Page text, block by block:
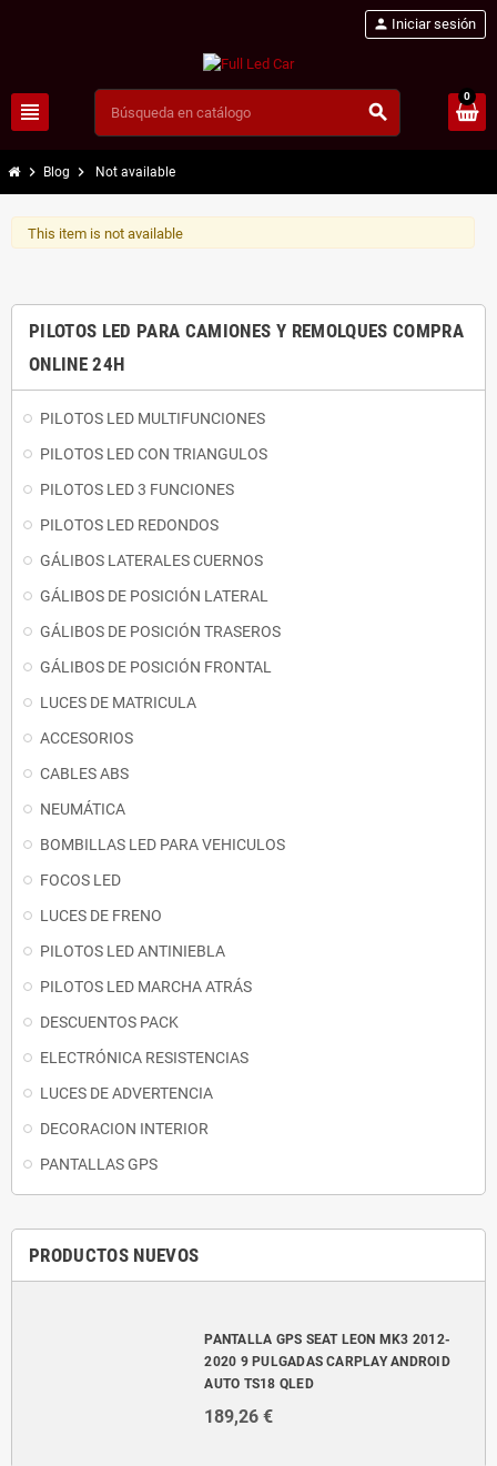
view_headline search
person Iniciar sesión
0
chevron_right Blog chevron_right Not available
PILOTOS LED PARA CAMIONES Y REMOLQUES COMPRA
ONLINE 24H
PILOTOS LED MULTIFUNCIONES
PILOTOS LED CON TRIANGULOS
PILOTOS LED 3 FUNCIONES
PILOTOS LED REDONDOS
GÁLIBOS LATERALES CUERNOS
GÁLIBOS DE POSICIÓN LATERAL
GÁLIBOS DE POSICIÓN TRASEROS
GÁLIBOS DE POSICIÓN FRONTAL
LUCES DE MATRICULA
ACCESORIOS
CABLES ABS
NEUMÁTICA
BOMBILLAS LED PARA VEHICULOS
FOCOS LED
LUCES DE FRENO
PILOTOS LED ANTINIEBLA
PILOTOS LED MARCHA ATRÁS
DESCUENTOS PACK
ELECTRÓNICA RESISTENCIAS
LUCES DE ADVERTENCIA
DECORACION INTERIOR
PANTALLAS GPS
PRODUCTOS NUEVOS
PANTALLA GPS SEAT LEON MK3 2012-
2020 9 PULGADAS CARPLAY ANDROID
AUTO TS18 QLED
189,26 €
This item is not available